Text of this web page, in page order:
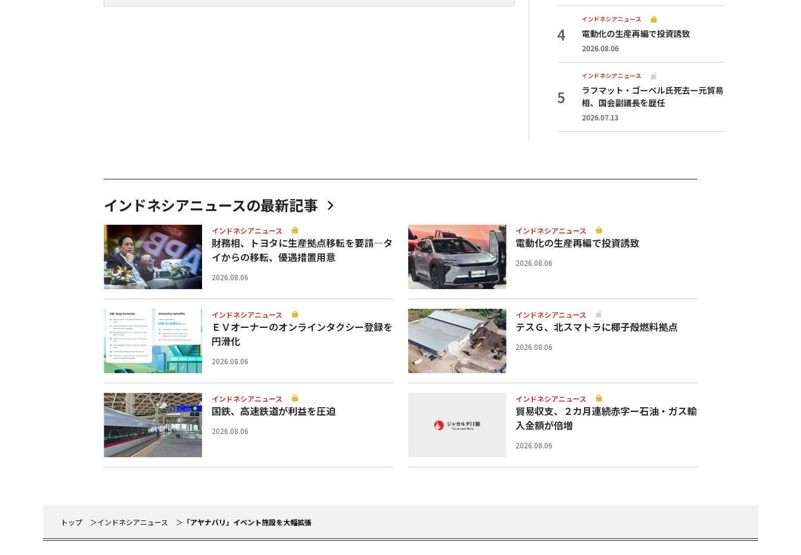
インドネシアニュース
電動化の生産再編で投資誘致
2026.08.06
インドネシアニュース
ラフマット・ゴーベル氏死去ー元貿易
相、国会副議長を歴任
2026.07.13
インドネシアニュースの最新記事
インドネシアニュース
財務相、トヨタに生産拠点移転を要請—タ
イからの移転、優遇措置用意
2026.08.06
インドネシアニュース
電動化の生産再編で投資誘致
2026.08.06
インドネシアニュース
ＥＶオーナーのオンラインタクシー登録を
円滑化
2026.08.06
インドネシアニュース
テスＧ、北スマトラに椰子殻燃料拠点
2026.08.06
インドネシアニュース
国鉄、高速鉄道が利益を圧迫
2026.08.06
インドネシアニュース
貿易収支、２カ月連続赤字ー石油・ガス輸
入金額が倍増
2026.08.06
トップ インドネシアニュース 「アヤナバリ」イベント施設を大幅拡張